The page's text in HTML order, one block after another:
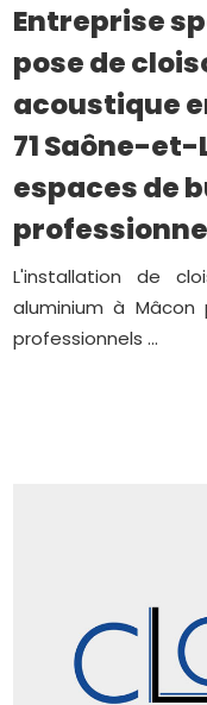
Entreprise
pose de
acoustique
71 Saône-
espaces de
L'installation de
aluminium à
professionnels ...